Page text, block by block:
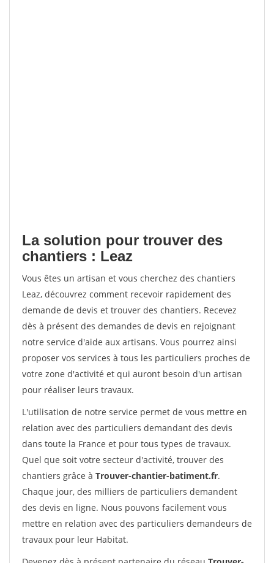
La solution pour trouver des
chantiers : Leaz
Vous êtes un artisan et vous cherchez des chantiers
Leaz, découvrez comment recevoir rapidement des
demande de devis et trouver des chantiers. Recevez
dès à présent des demandes de devis en rejoignant
notre service d'aide aux artisans. Vous pourrez ainsi
proposer vos services à tous les particuliers proches de
votre zone d'activité et qui auront besoin d'un artisan
pour réaliser leurs travaux.
L'utilisation de notre service permet de vous mettre en
relation avec des particuliers demandant des devis
dans toute la France et pour tous types de travaux.
Quel que soit votre secteur d'activité, trouver des
chantiers grâce à Trouver-chantier-batiment.fr.
Chaque jour, des milliers de particuliers demandent
des devis en ligne. Nous pouvons facilement vous
mettre en relation avec des particuliers demandeurs de
travaux pour leur Habitat.